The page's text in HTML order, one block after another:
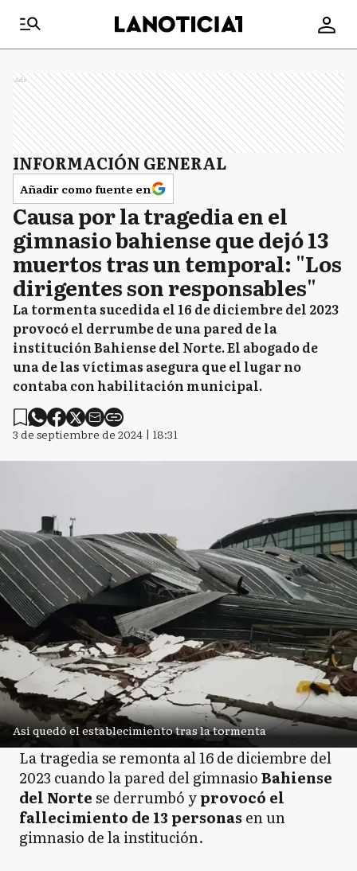
Ads
INFORMACIÓN GENERAL
Añadir como fuente en
Causa por la tragedia en el
gimnasio bahiense que dejó 13
muertos tras un temporal: "Los
dirigentes son responsables"
La tormenta sucedida el 16 de diciembre del 2023
provocó el derrumbe de una pared de la
institución Bahiense del Norte. El abogado de
una de las víctimas asegura que el lugar no
contaba con habilitación municipal.
3 de septiembre de 2024 | 18:31
Así quedó el establecimiento tras la tormenta
La tragedia se remonta al 16 de diciembre del
2023 cuando la pared del gimnasioBahiense
del Nortese derrumbó yprovocó el
fallecimiento de 13 personas en un
gimnasio de la institución.